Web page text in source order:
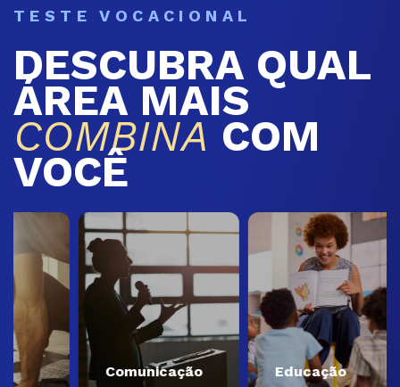
TESTE VOCACIONAL
DESCUBRA QUAL
ÁREA MAIS
COMBINA COM
VOCÊ
Comunicação Educação